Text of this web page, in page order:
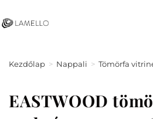
Kezdőlap > Nappali > Tömörfa
EASTWOOD